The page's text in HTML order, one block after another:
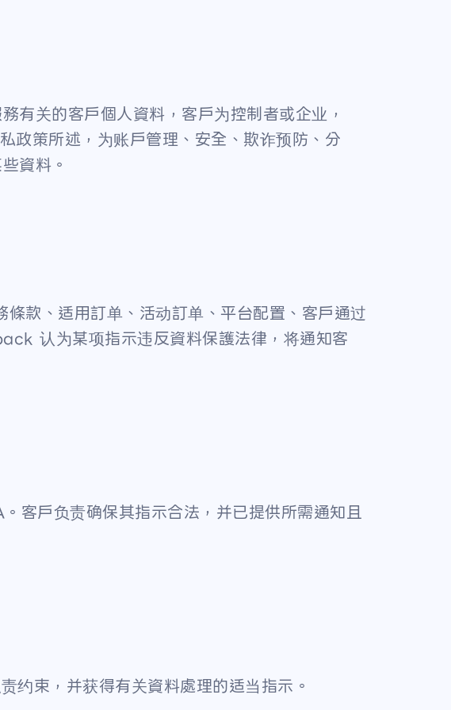
有关的客戶個人資料，客戶为控制者或企业，
策所述，为账戶管理、安全、欺诈预防、分
資料。
款、适用訂单、活动訂单、平台配置、客戶通过
认为某项指示违反資料保護法律，将通知客
客戶负责确保其指示合法，并已提供所需通知且
束，并获得有关資料處理的适当指示。